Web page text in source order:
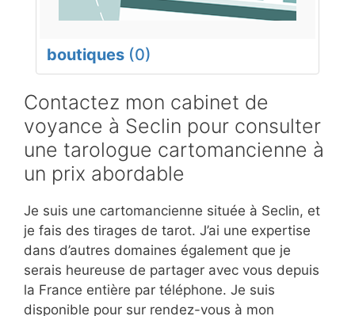
boutiques (0)
Contactez mon cabinet de
voyance à Seclin pour consulter
une tarologue cartomancienne à
un prix abordable
Je suis une cartomancienne située à Seclin, et
je fais des tirages de tarot. J’ai une expertise
dans d’autres domaines également que je
serais heureuse de partager avec vous depuis
la France entière par téléphone. Je suis
disponible pour sur rendez-vous à mon